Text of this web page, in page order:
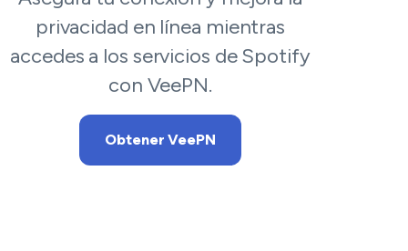
privacidad en línea mientras
accedes a los servicios de Spotify
con VeePN.
Obtener VeePN